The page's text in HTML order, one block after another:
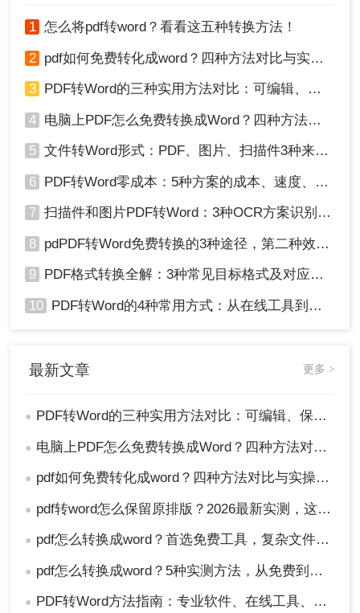
1 怎么将pdf转word？看看这五种转换方法！
2 pdf如何免费转化成word？四种方法对比与实操指南（附详细表格）
3 PDF转Word的三种实用方法对比：可编辑、保格式、避风险！
4 电脑上PDF怎么免费转换成Word？四种方法对比与实操指南（附详细表格）!
5 文件转Word形式：PDF、图片、扫描件3种来源分别怎么处理！
6 PDF转Word零成本：5种方案的成本、速度、精度对比！
7 扫描件和图片PDF转Word：3种OCR方案识别率实测！
8 pdPDF转Word免费转换的3种途径，第二种效率最高！
9 PDF格式转换全解：3种常见目标格式及对应操作方法！
10 PDF转Word的4种常用方式：从在线工具到桌面软件全梳理！
最新文章 更多 >
● PDF转Word的三种实用方法对比：可编辑、保格式、避风险！
● 电脑上PDF怎么免费转换成Word？四种方法对比与实操指南（附详细表格）!
● pdf如何免费转化成word？四种方法对比与实操指南（附详细表格）
● pdf转word怎么保留原排版？2026最新实测，这5种方法从免费到专业全搞定！
● pdf怎么转换成word？首选免费工具，复杂文件再上专业软件！
● pdf怎么转换成word？5种实测方法，从免费到专业全攻略！
● PDF转Word方法指南：专业软件、在线工具、Word内置与改后缀名4种方案对比！